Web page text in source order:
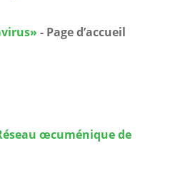
- Page d’accueil
œcuménique de